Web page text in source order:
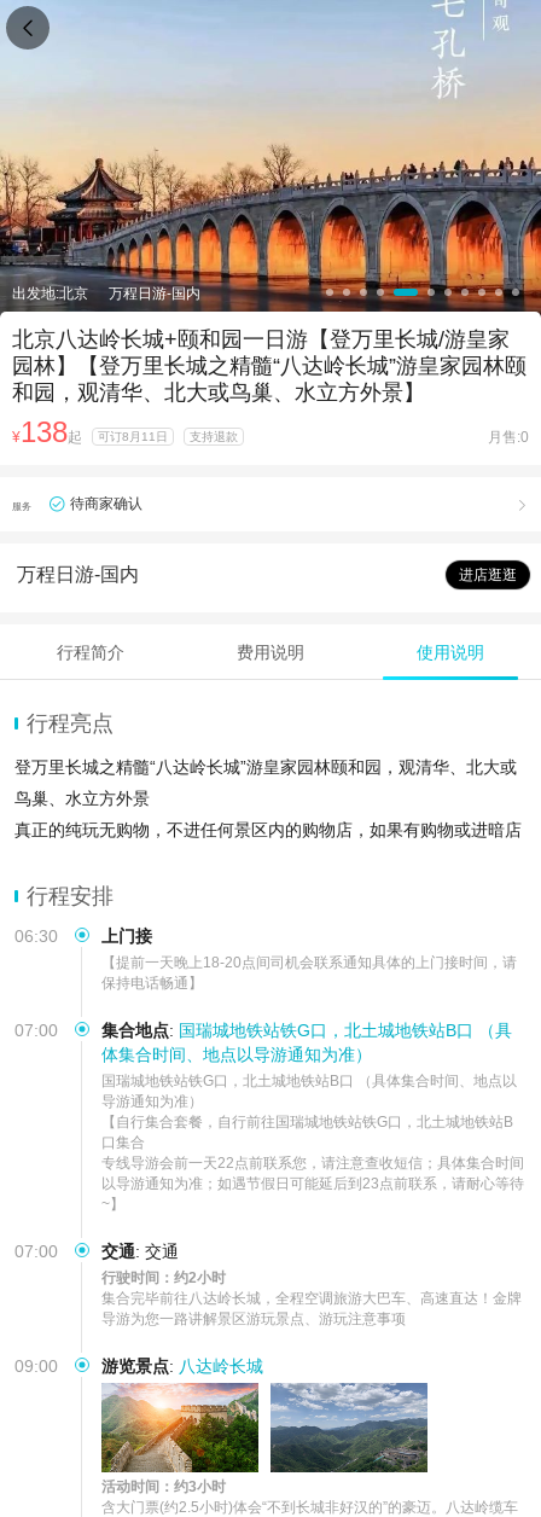
出发地:北京 万程日游-国内
北京八达岭长城+颐和园一日游【登万里长城/游皇家
园林】【登万里长城之精髓“八达岭长城”游皇家园林颐
和园，观清华、北大或鸟巢、水立方外景】
¥138起 可订8月11日 支持退款 月售:0
服务 待商家确认 
万程日游-国内 进店逛逛
行程简介 费用说明 使用说明
行程亮点
登万里长城之精髓“八达岭长城”游皇家园林颐和园，观清华、北大或
鸟巢、水立方外景
真正的纯玩无购物，不进任何景区内的购物店，如果有购物或进暗店
【品质升级】可升级含餐，可升级四环内上门
行程安排
06:30 上门接
【提前一天晚上18-20点间司机会联系通知具体的上门接时间，请
保持电话畅通】
07:00 集合地点: 国瑞城地铁站铁G口，北土城地铁站B口 （具
体集合时间、地点以导游通知为准）
国瑞城地铁站铁G口，北土城地铁站B口 （具体集合时间、地点以
导游通知为准）
【自行集合套餐，自行前往国瑞城地铁站铁G口，北土城地铁站B
口集合
专线导游会前一天22点前联系您，请注意查收短信；具体集合时间
以导游通知为准；如遇节假日可能延后到23点前联系，请耐心等待
~】
07:00 交通: 交通
行驶时间：约2小时
集合完毕前往八达岭长城，全程空调旅游大巴车、高速直达！金牌
导游为您一路讲解景区游玩景点、游玩注意事项
09:00 游览景点: 八达岭长城
活动时间：约3小时
含大门票(约2.5小时)体会“不到长城非好汉的”的豪迈。八达岭缆车
